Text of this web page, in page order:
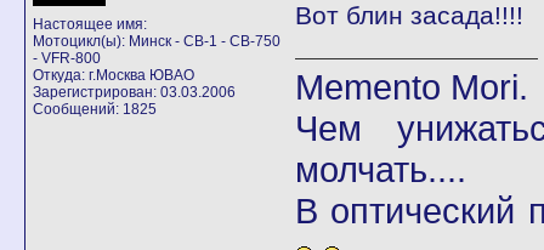
Настоящее имя:
Мотоцикл(ы): Минск - CB-1 - CB-750
- VFR-800
Откуда: г.Москва ЮВАО
Зарегистрирован: 03.03.2006
Сообщений: 1825
Вот блин засада!!!!
Memento Mori.
Чем
молчать....
В